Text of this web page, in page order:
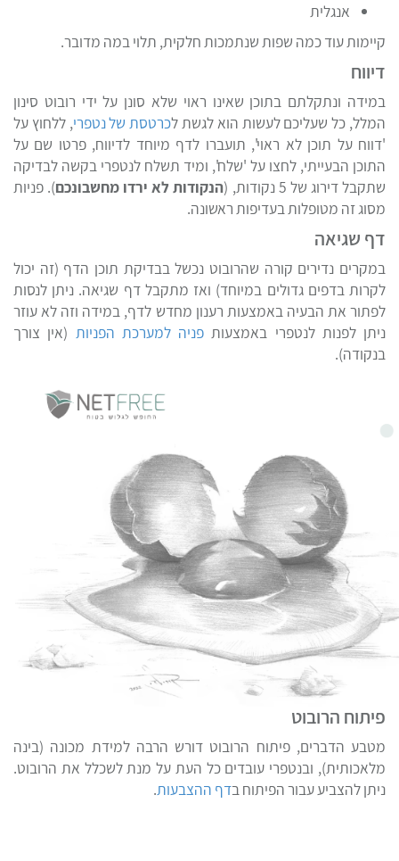
אנגלית
קיימות עוד כמה שפות שנתמכות חלקית, תלוי במה מדובר.
דיווח
במידה ונתקלתם בתוכן שאינו ראוי שלא סונן על ידי רובוט סינון
המלל, כל שעליכם לעשות הוא לגשת לכרטסת של נטפרי, ללחוץ על
'דווח על תוכן לא ראוי', תועברו לדף מיוחד לדיווח, פרטו שם על
התוכן הבעייתי, לחצו על 'שלח', ומיד תשלח לנטפרי בקשה לבדיקה
שתקבל דירוג של 5 נקודות, (
הנקודות לא ירדו מחשבונכם). פניות
מסוג זה מטופלות בעדיפות ראשונה.
דף שגיאה
במקרים נדירים קורה שהרובוט נכשל בבדיקת תוכן הדף (זה יכול
לקרות בדפים גדולים במיוחד) ואז מתקבל דף שגיאה. ניתן לנסות
לפתור את הבעיה באמצעות רענון מחדש לדף, במידה וזה לא עוזר
ניתן לפנות לנטפרי באמצעותפניה למערכת הפניות(אין צורך
בנקודה).
פיתוח הרובוט
מטבע הדברים, פיתוח הרובוט דורש הרבה למידת מכונה (בינה
מלאכותית), ובנטפרי עובדים כל העת על מנת לשכלל את הרובוט.
ניתן להצביע עבור הפיתוח בדף ההצבעות.